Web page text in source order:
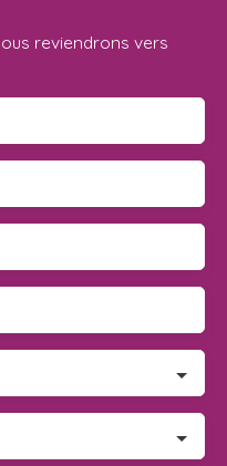
reviendrons vers